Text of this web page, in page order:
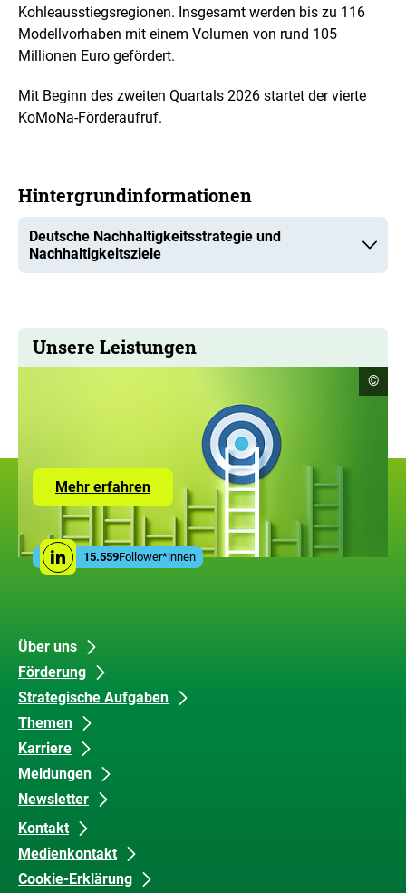
Kohleausstiegsregionen. Insgesamt werden bis zu 116
Modellvorhaben mit einem Volumen von rund 105
Millionen Euro gefördert.
Mit Beginn des zweiten Quartals 2026 startet der vierte
KoMoNa-Förderaufruf.
Hintergrundinformationen
Deutsche Nachhaltigkeitsstrategie und
Nachhaltigkeitsziele
Unsere Leistungen
Mehr erfahrenZur
Seite
Leistungen
der
ZUG
Social
MediaLinkedin
15.559Follower*innen
©
Unsere
Inhalte
Über uns
Förderung
Strategische Aufgaben
Themen
Karriere
Meldungen
Newsletter
Datenschutz
und
Barrierefreiheit
Kontakt
Medienkontakt
Cookie-Erklärung